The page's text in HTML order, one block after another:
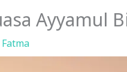
Ayyamul
Fatma